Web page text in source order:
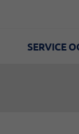
SERVICE